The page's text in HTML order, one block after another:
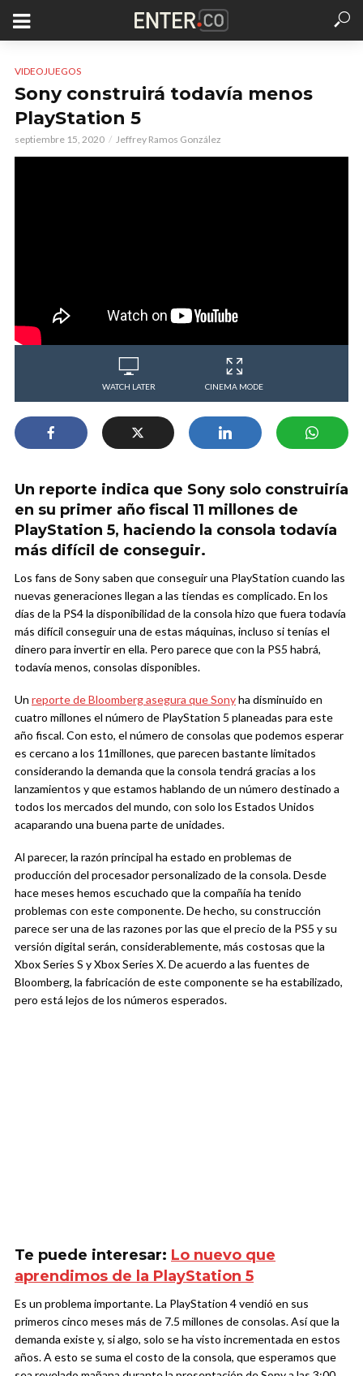
VIDEOJUEGOS
Sony construirá todavía menos
PlayStation 5
septiembre 15, 2020 Jeffrey Ramos González
WATCH LATER CINEMA MODE
Un reporte indica que Sony solo construiría
en su primer año fiscal 11 millones de
PlayStation 5, haciendo la consola todavía
más difícil de conseguir.
Los fans de Sony saben que conseguir una PlayStation cuando las
nuevas generaciones llegan a las tiendas es complicado. En los
días de la PS4 la disponibilidad de la consola hizo que fuera todavía
más difícil conseguir una de estas máquinas, incluso si tenías el
dinero para invertir en ella. Pero parece que con la PS5 habrá,
todavía menos, consolas disponibles.
Un reporte de Bloomberg asegura que Sonyha disminuido en
cuatro millones el número de PlayStation 5 planeadas para este
año fiscal. Con esto, el número de consolas que podemos esperar
es cercano a los 11millones, que parecen bastante limitados
considerando la demanda que la consola tendrá gracias a los
lanzamientos y que estamos hablando de un número destinado a
todos los mercados del mundo, con solo los Estados Unidos
acaparando una buena parte de unidades.
Al parecer, la razón principal ha estado en problemas de
producción del procesador personalizado de la consola. Desde
hace meses hemos escuchado que la compañía ha tenido
problemas con este componente. De hecho, su construcción
parece ser una de las razones por las que el precio de la PS5 y su
versión digital serán, considerablemente, más costosas que la
Xbox Series S y Xbox Series X. De acuerdo a las fuentes de
Bloomberg, la fabricación de este componente se ha estabilizado,
pero está lejos de los números esperados.
Te puede interesar: Lo nuevo que
aprendimos de la PlayStation 5
Es un problema importante. La PlayStation 4 vendió en sus
primeros cinco meses más de 7.5 millones de consolas. Así que la
demanda existe y, si algo, solo se ha visto incrementada en estos
años. A esto se suma el costo de la consola, que esperamos que